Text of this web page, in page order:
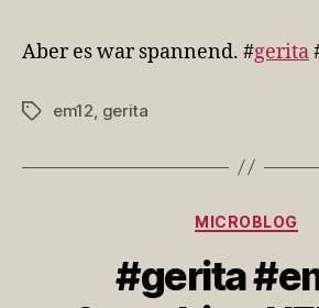
Aber es war spannend. #gerita
Schlagwörter
em12 gerita
MICROBLOG
#gerita